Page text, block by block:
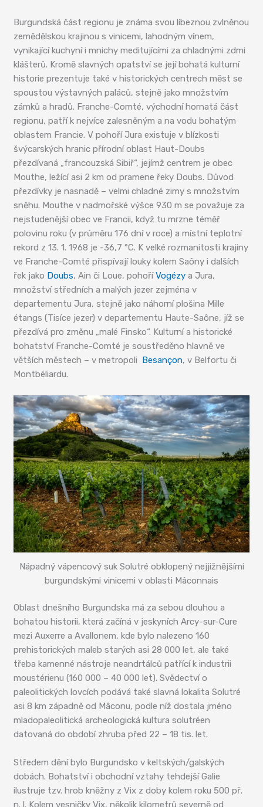
Burgundská část regionu je známa svou líbeznou zvlněnou
zemědělskou krajinou s vinicemi, lahodným vínem,
vynikající kuchyní i mnichy meditujícími za chladnými zdmi
klášterů. Kromě slavných opatství se její bohatá kulturní
historie prezentuje také v historických centrech měst se
spoustou výstavných paláců, stejně jako množstvím
zámků a hradů. Franche-Comté, východní hornatá část
regionu, patří k nejvíce zalesněným a na vodu bohatým
oblastem Francie. V pohoří Jura existuje v blízkosti
švýcarských hranic přírodní oblast Haut-Doubs
přezdívaná „francouzská Sibiř“, jejímž centrem je obec
Mouthe, ležící asi 2 km od pramene řeky Doubs. Důvod
přezdívky je nasnadě – velmi chladné zimy s množstvím
sněhu. Mouthe v nadmořské výšce 930 m se považuje za
nejstudenější obec ve Francii, když tu mrzne téměř
polovinu roku (v průměru 176 dní v roce) a místní teplotní
rekord z 13. 1. 1968 je -36,7 °C. K velké rozmanitosti krajiny
ve Franche-Comté přispívají louky kolem Saôny i dalších
řek jako Doubs, Ain či Loue, pohoříVogézy a Jura,
množství středních a malých jezer zejména v
departementu Jura, stejně jako náhorní plošina Mille
étangs (Tisíce jezer) v departementu Haute-Saône, jíž se
přezdívá pro změnu „malé Finsko“. Kulturní a historické
bohatství Franche-Comté je soustředěno hlavně ve
větších městech – v metropoli Besançon, v Belfortu či
Montbéliardu.
Nápadný vápencový suk Solutré obklopený nejjižnějšími
burgundskými vinicemi v oblasti Mâconnais
Oblast dnešního Burgundska má za sebou dlouhou a
bohatou historii, která začíná v jeskyních Arcy-sur-Cure
mezi Auxerre a Avallonem, kde bylo nalezeno 160
prehistorických maleb starých asi 28 000 let, ale také
třeba kamenné nástroje neandrtálců patřící k industrii
moustérienu (160 000 – 40 000 let). Svědectví o
paleolitických lovcích podává také slavná lokalita Solutré
asi 8 km západně od Mâconu, podle níž dostala jméno
mladopaleolitická archeologická kultura solutréen
datovaná do období zhruba před 22 – 18 tis. let.
Středem dění bylo Burgundsko v keltských/galských
dobách. Bohatství i obchodní vztahy tehdejší Galie
ilustruje tzv. hrob kněžny z Vix z doby kolem roku 500 př.
n. l. Kolem vesničky Vix, několik kilometrů severně od